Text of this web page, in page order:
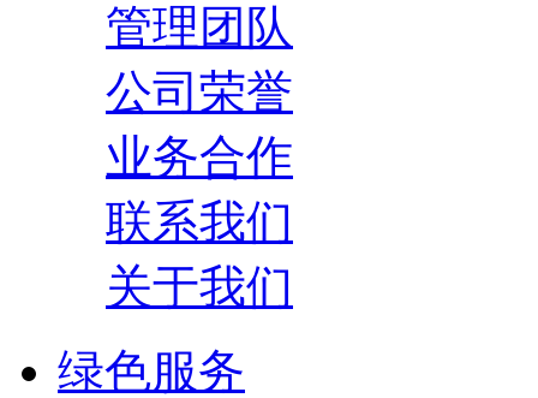
管理团队
公司荣誉
业务合作
联系我们
关于我们
绿色服务